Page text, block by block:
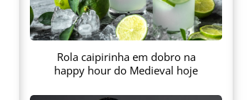
Rola caipirinha em dobro na
happy hour do Medieval hoje